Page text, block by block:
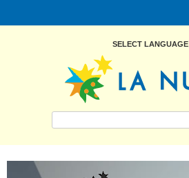
SELECT LANGUAGE